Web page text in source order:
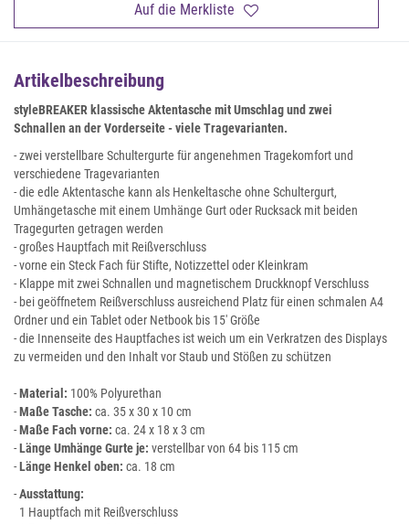
Auf die Merkliste
Artikelbeschreibung
styleBREAKER klassische Aktentasche mit Umschlag und zwei
Schnallen an der Vorderseite - viele Tragevarianten.
- zwei verstellbare Schultergurte für angenehmen Tragekomfort und
verschiedene Tragevarianten
- die edle Aktentasche kann als Henkeltasche ohne Schultergurt,
Umhängetasche mit einem Umhänge Gurt oder Rucksack mit beiden
Tragegurten getragen werden
- großes Hauptfach mit Reißverschluss
- vorne ein Steck Fach für Stifte, Notizzettel oder Kleinkram
- Klappe mit zwei Schnallen und magnetischem Druckknopf Verschluss
- bei geöffnetem Reißverschluss ausreichend Platz für einen schmalen A4
Ordner und ein Tablet oder Netbook bis 15' Größe
- die Innenseite des Hauptfaches ist weich um ein Verkratzen des Displays
zu vermeiden und den Inhalt vor Staub und Stößen zu schützen
-Material: 100% Polyurethan
-Maße Tasche: ca. 35 x 30 x 10 cm
-Maße Fach vorne: ca. 24 x 18 x 3 cm
-Länge Umhänge Gurte je: verstellbar von 64 bis 115 cm
-Länge Henkel oben: ca. 18 cm
-Ausstattung:
1 Hauptfach mit Reißverschluss